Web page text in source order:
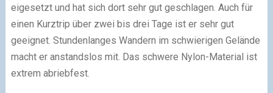
eigesetzt und hat sich dort sehr gut geschlagen. Auch für
einen Kurztrip über zwei bis drei Tage ist er sehr gut
geeignet. Stundenlanges Wandern im schwierigen Gelände
macht er anstandslos mit. Das schwere Nylon-Material ist
extrem abriebfest.